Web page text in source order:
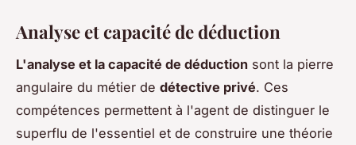
Analyse et capacité de déduction
L'analyse et la capacité de déduction sont la pierre
angulaire du métier de détective privé. Ces
compétences permettent à l'agent de distinguer le
superflu de l'essentiel et de construire une théorie